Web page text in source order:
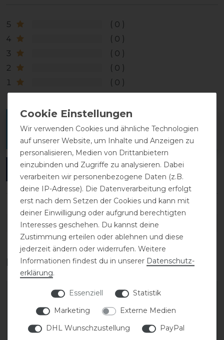
5
0
4
0
3
0
2
0
1
0
Melde dich an, um eine Kundenrezension zu
verfassen.
ANMELDEN
DETAILS ZUR PRODUKTSICHERHEIT
Das perfekte Zubehör für dich
Wir verwenden Cookies und ähnliche Technologien
auf unserer Website, um Inhalte und Anzeigen zu
personalisieren, Medien von Drittanbietern
einzubinden und Zugriffe zu analysieren. Dabei
verarbeiten wir personenbezogene Daten (z.B.
deine IP-Adresse). Die Datenverarbeitung erfolgt
erst nach dem Setzen der Cookies und kann mit
deiner Einwilligung oder aufgrund berechtigten
Interesses geschehen. Du kannst deine
Zustimmung erteilen oder ablehnen und diese
jederzeit ändern oder widerrufen. Weitere
Informationen findest du in unserer Daten­schutz­
erklärung.
Essenziell
Statistik
Marketing
Externe Medien
DHL Wunschzustellung
PayPal